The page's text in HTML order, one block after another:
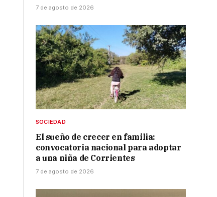
7 de agosto de 2026
SOCIEDAD
El sueño de crecer en familia:
convocatoria nacional para adoptar
a una niña de Corrientes
7 de agosto de 2026